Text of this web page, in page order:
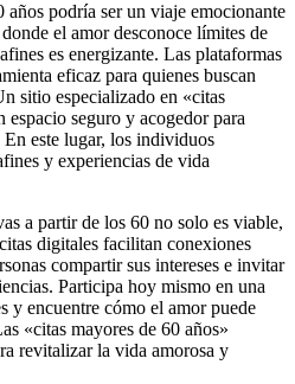
años podría ser un viaje emocionante
el amor desconoce límites de
es energizante. Las plataformas
eficaz para quienes buscan
sitio especializado en «citas
espacio seguro y acogedor para
En este lugar, los individuos
y experiencias de vida
a partir de los 60 no solo es viable,
digitales facilitan conexiones
compartir sus intereses e invitar
Participa hoy mismo en una
y encuentre cómo el amor puede
«citas mayores de 60 años»
revitalizar la vida amorosa y